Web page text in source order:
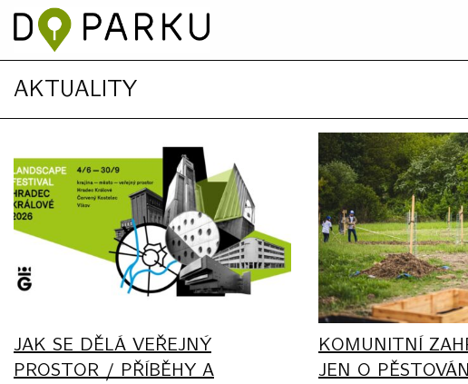
AKTUALITY
JAK SE DĚLÁ VEŘEJNÝ
PROSTOR / PŘÍBĚHY A
KOMUNITNÍ
JEN O